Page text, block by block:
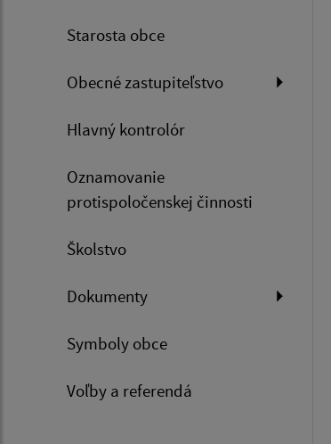
Starosta obce
Obecné zastupiteľstvo
Hlavný kontrolór
Oznamovanie
protispoločenskej činnosti
Školstvo
Dokumenty
Symboly obce
Voľby a referendá